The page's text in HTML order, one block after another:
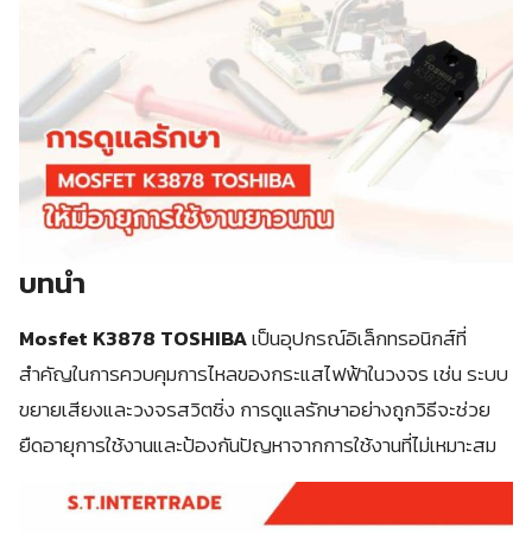
บทนำ
Mosfet K3878 TOSHIBAเป็นอุปกรณ์อิเล็กทรอนิกส์ที่
สำคัญในการควบคุมการไหลของกระแสไฟฟ้าในวงจร เช่น ระบบ
ขยายเสียงและวงจรสวิตชิ่ง การดูแลรักษาอย่างถูกวิธีจะช่วย
ยืดอายุการใช้งานและป้องกันปัญหาจากการใช้งานที่ไม่เหมาะสม